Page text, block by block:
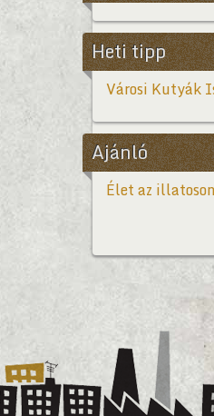
Heti tipp
Városi Kutyák
Ajánló
Élet az illatoson